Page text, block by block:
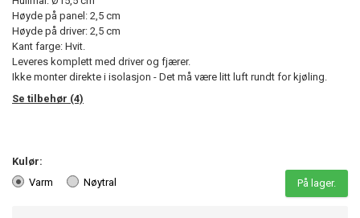
Høyde på panel: 2,5 cm
Høyde på driver: 2,5 cm
Kant farge: Hvit.
Leveres komplett med driver og fjærer.
Ikke monter direkte i isolasjon - Det må være litt luft rundt for kjøling.
Se tilbehør (4)
Kulør:
Varm
Nøytral På lager.